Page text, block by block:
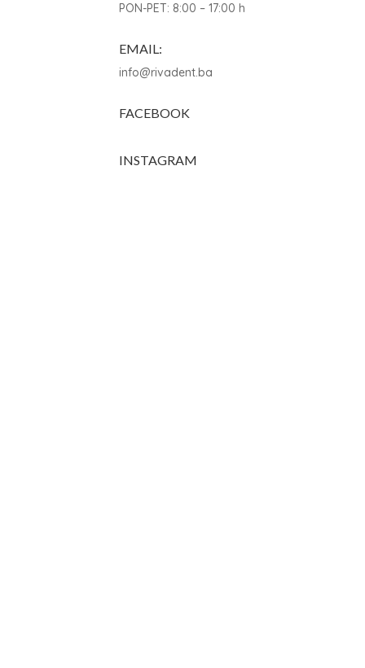
PON-PET: 8:00 – 17:00 h
EMAIL:
info@rivadent.ba
FACEBOOK
INSTAGRAM